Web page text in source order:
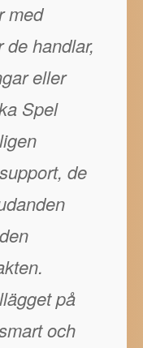
med
handlar,
eller
Spel
de
på
och